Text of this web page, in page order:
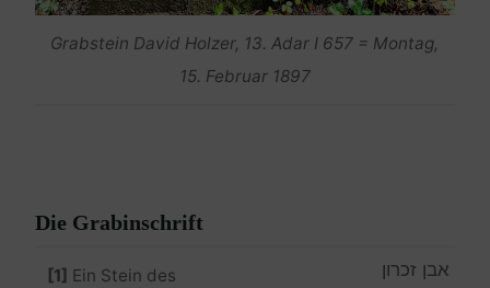
Grabstein David Holzer, 13. Adar I 657 = Montag,
15. Februar 1897
Die Grabinschrift
[1] Ein Stein des
אבן זכרון